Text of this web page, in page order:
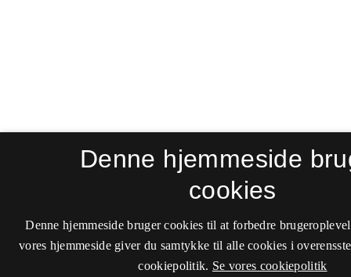
Denne hjemmeside
cookies
Denne hjemmeside bruger cookies til at forbedre
vores hjemmeside giver du samtykke til alle cookies i
cookiepolitik. Se vores cookiepolitik